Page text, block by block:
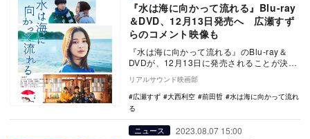
『水は海に向かって流れる』Blu-ray
＆DVD、12月13日発売へ 広瀬すず
らのコメント映像も
『水は海に向かって流れる』のBlu-ray＆
DVDが、12月13日に発売されることが決定
した。 「第24回手塚治虫文化賞新生…
リアルサウンド映画部
広瀬すず
大西利空 前田哲
水は海に向かって流れ
る
ニュース 2023.08.07 15:00